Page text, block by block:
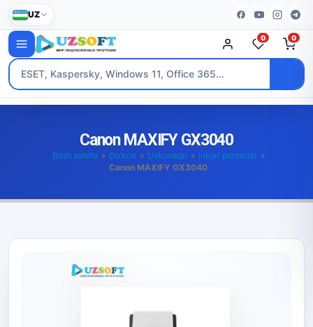
UZ
0 0
Canon MAXIFY GX3040
Bosh sahifa » Do’kon » Uskunalar » Inkjet printerlar »
Canon MAXIFY GX3040